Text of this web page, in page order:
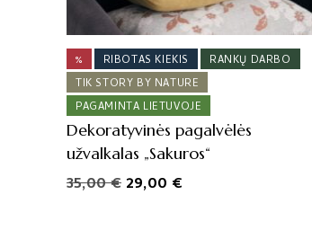
% RIBOTAS KIEKIS
RANKŲ DARBO
TIK STORY BY NATURE
PAGAMINTA LIETUVOJE
Dekoratyvinės pagalvėlės
užvalkalas „Sakuros“
35,00€ Original
29,00 €